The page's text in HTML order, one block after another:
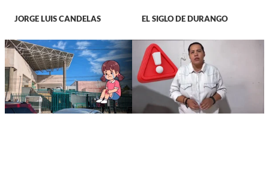
JORGE LUIS CANDELAS EL SIGLO DE DURANGO